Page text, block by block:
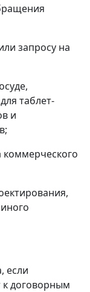
запросу на
таблет-
и
коммерческого
если
к договорным